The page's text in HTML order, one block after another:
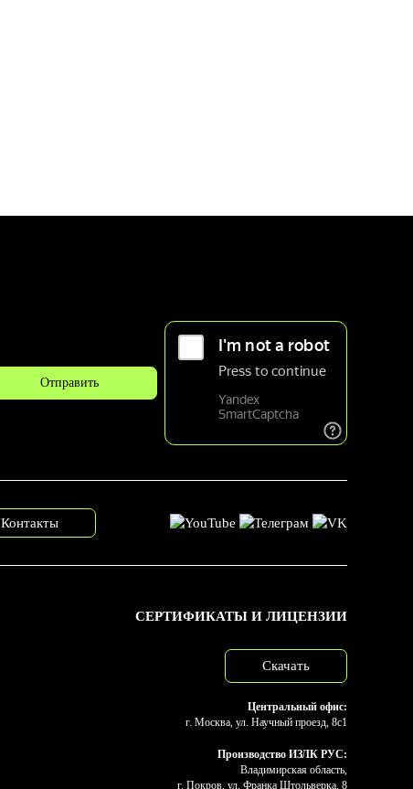
Контакты
СЕРТИФИКАТЫ И ЛИЦЕНЗИИ
Скачать
Центральный офис:
г. Москва, ул. Научный проезд, 8с1
Производство ИЗЛК РУС:
Владимирская область,
г. Покров, ул. Франка Штольверка, 8